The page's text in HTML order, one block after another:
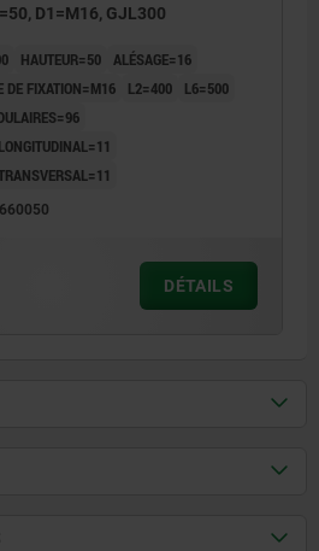
D1=M16, GJL300
HAUTEUR=50 ALÉSAGE=16
DE FIXATION=M16 L2=400
L6=500
DÉTAILS